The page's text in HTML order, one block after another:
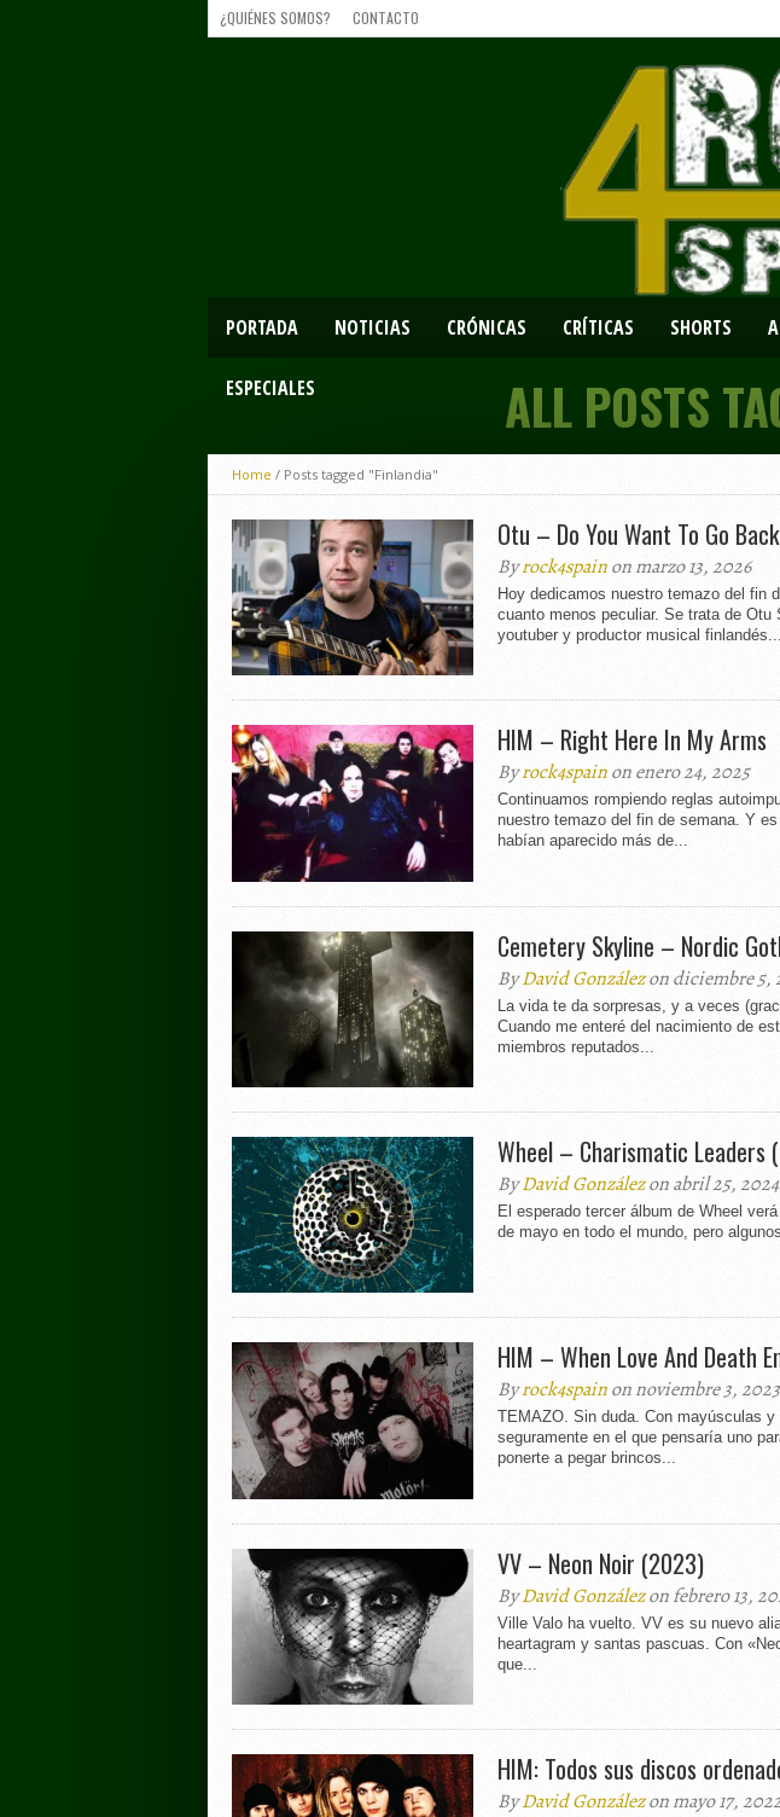
¿QUIÉNES SOMOS? CONTACTO
PORTADA NOTICIAS CRÓNICAS CRÍTICAS SHORTS
ESPECIALES ALL POSTS
Home / Posts tagged "Finlandia"
Otu – Do You Want To Go
Byrock4spainon marzo 13, 2026
Hoy dedicamos nuestro temazo del fin
cuanto menos peculiar. Se trata de Otu
youtuber y productor musical finlandés...
HIM – Right Here In My Arms
Byrock4spainon enero 24, 2025
Continuamos rompiendo reglas
nuestro temazo del fin de semana. Y
habían aparecido más de...
Cemetery Skyline – Nordic
ByDavid Gonzálezon diciembre 5,
La vida te da sorpresas, y a veces
Cuando me enteré del nacimiento de
miembros reputados...
Wheel – Charismatic Leaders
ByDavid Gonzálezon abril 25, 2024
El esperado tercer álbum de Wheel
de mayo en todo el mundo, pero
HIM – When Love And Death
Byrock4spainon noviembre 3, 2023
TEMAZO. Sin duda. Con mayúsculas y
seguramente en el que pensaría uno
ponerte a pegar brincos...
VV – Neon Noir (2023)
ByDavid Gonzálezon febrero 13,
Ville Valo ha vuelto. VV es su nuevo
heartagram y santas pascuas. Con
que...
HIM: Todos sus discos
ByDavid Gonzálezon mayo 17,